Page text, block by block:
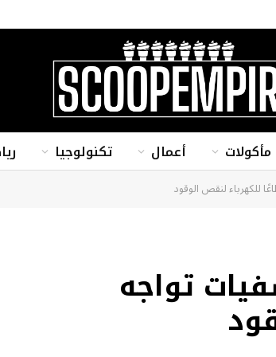
مأكولات أعمال تكنولوجيا
للكهرباء لنقص الوقود
تواجه